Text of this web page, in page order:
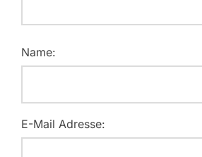
Name:
E-Mail Adresse: